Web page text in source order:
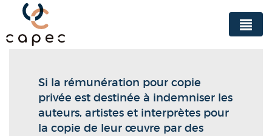
Panneau de gestion des cookies
Si la rémunération pour copie
privée est destinée à indemniser les
auteurs, artistes et interprètes pour
la copie de leur œuvre par des